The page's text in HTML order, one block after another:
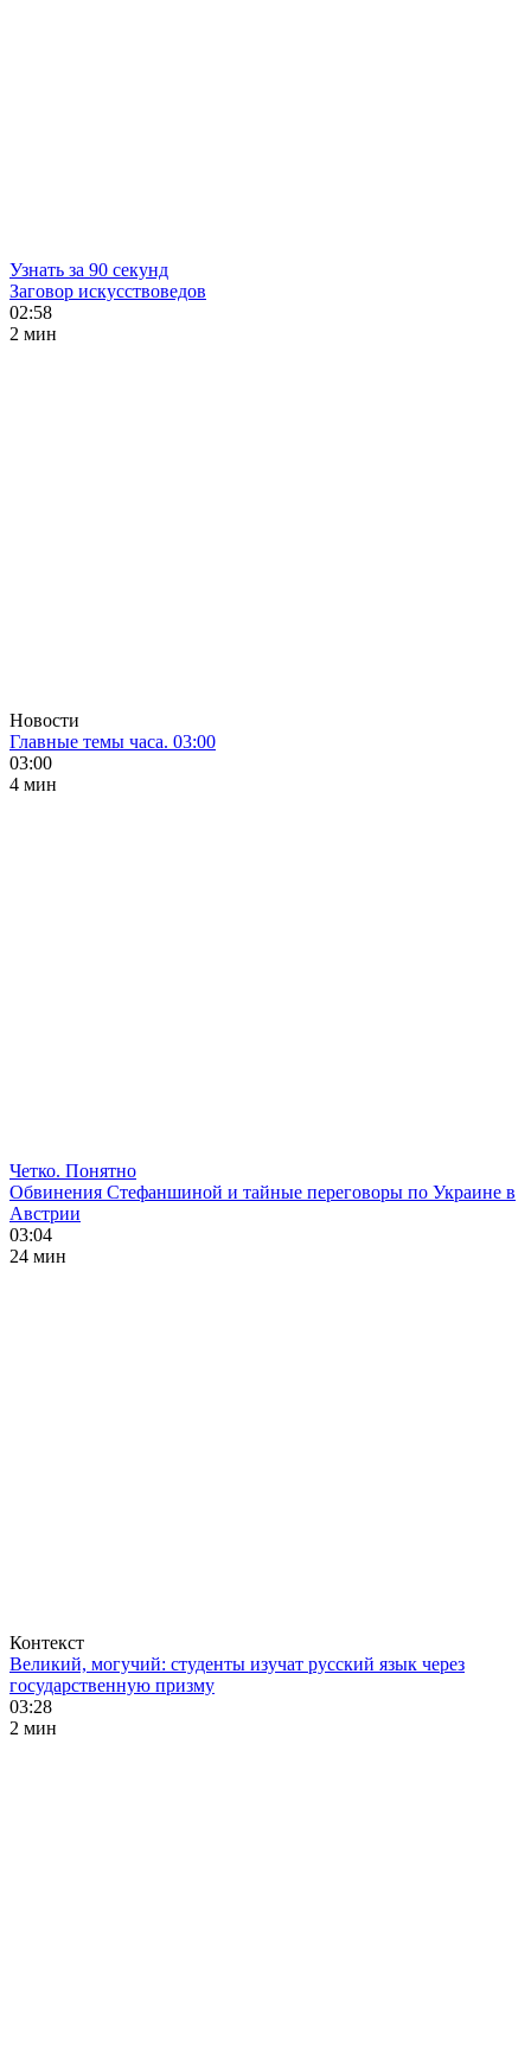
Узнать за 90 секунд
Заговор искусствоведов
02:58
2 мин
Новости
Главные темы часа. 03:00
03:00
4 мин
Четко. Понятно
Обвинения Стефаншиной и тайные переговоры по Украине в
Австрии
03:04
24 мин
Контекст
Великий, могучий: студенты изучат русский язык через
государственную призму
03:28
2 мин